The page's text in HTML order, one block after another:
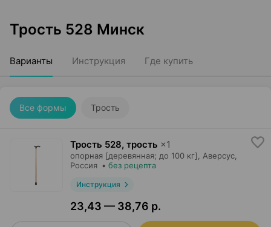
Трость 528 Минск
Варианты Инструкция Где купить
Все формы Трость
Трость 528, трость ×1
опорная [деревянная; до 100 кг], Аверсус
Россия • без рецепта
Инструкция
23,43 — 38,76 р.